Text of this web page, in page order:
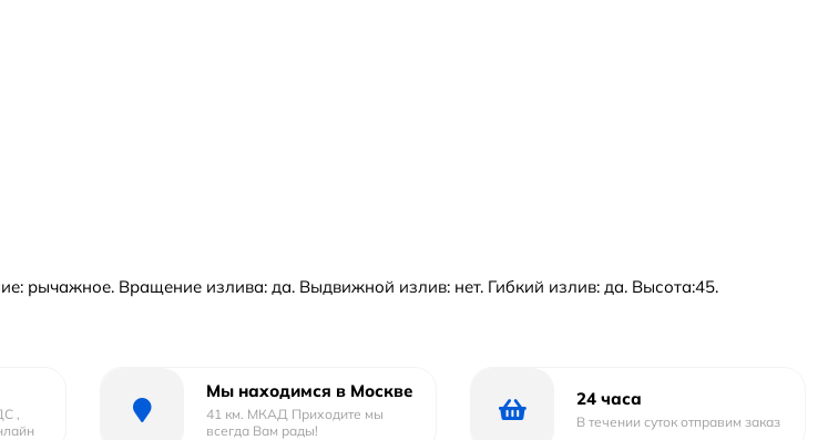
рычажное. Вращение излива: да. Выдвижной излив: нет. Гибкий излив: да. Высота:45.
,
Мы находимся в Москве
41 км. МКАД Приходите мы
всегда Вам рады!
24 часа
В течении суток отправим заказ